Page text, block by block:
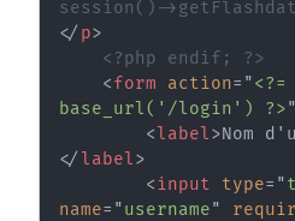
session()-
</ p>
<?php endif; ?>
<form action= "<?=
base_url('/login') ?>"
<label>Nom
</label>
<input type= "
name= "username"